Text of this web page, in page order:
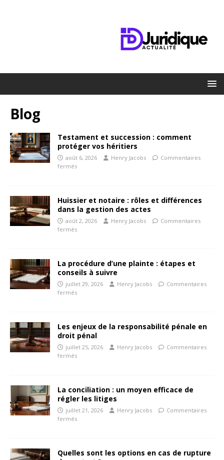
Blog
Testament et succession : comment
protéger vos héritiers
août 6, 2026 Henry Jacobs
Commentaires
fermés
Huissier et notaire : rôles et différences
dans la gestion des actes
août 2, 2026 Henry Jacobs
Commentaires
fermés
La procédure d’une plainte : étapes et
conseils à suivre
juillet 29, 2026 Henry Jacobs
Commentaires
fermés
Les enjeux de la responsabilité pénale en
droit pénal
juillet 25, 2026 Henry Jacobs
Commentaires
fermés
La conciliation : un moyen efficace de
régler les litiges
juillet 21, 2026 Henry Jacobs
Commentaires
fermés
Quelles sont les options en cas de rupture